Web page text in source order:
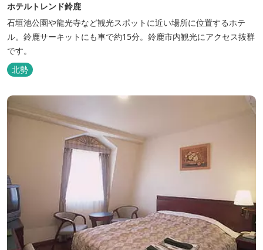
ホテルトレンド鈴鹿
石垣池公園や龍光寺など観光スポットに近い場所に位置するホテ
ル。鈴鹿サーキットにも車で約15分。鈴鹿市内観光にアクセス抜群
です。
北勢